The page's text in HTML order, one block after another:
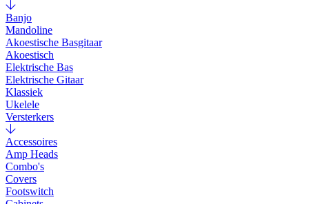
Banjo
Mandoline
Akoestische Basgitaar
Akoestisch
Elektrische Bas
Elektrische Gitaar
Klassiek
Ukelele
Versterkers
Accessoires
Amp Heads
Combo's
Covers
Footswitch